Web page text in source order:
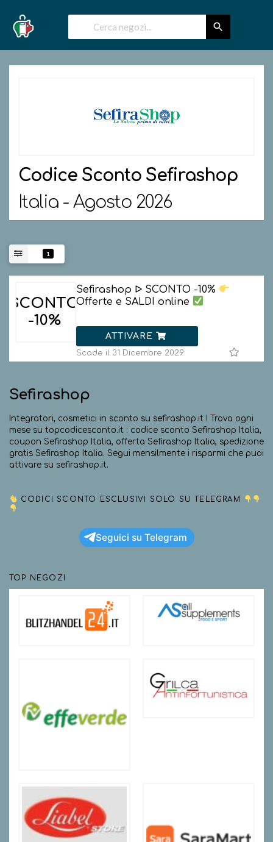
Codice Sconto Sefirashop
Italia - Agosto 2026
1
SCONTO
-10%
Sefirashop ᐅ SCONTO -10%
Offerte e SALDI online
ATTIVARE
Scade il 31 Dicembre 2029
Sefirashop
Integratori, cosmetici in sconto su sefirashop.it ! Trova ogni
mese su topcodicesconto.it : codice sconto Sefirashop Italia,
coupon Sefirashop Italia, offerta Sefirashop Italia, spedizione
gratis Sefirashop Italia. Segui mensilmente i risparmi che puoi
attivare su sefirashop.it.
CODICI SCONTO ESCLUSIVI SOLO SU TELEGRAM
Seguici su Telegram
TOP NEGOZI